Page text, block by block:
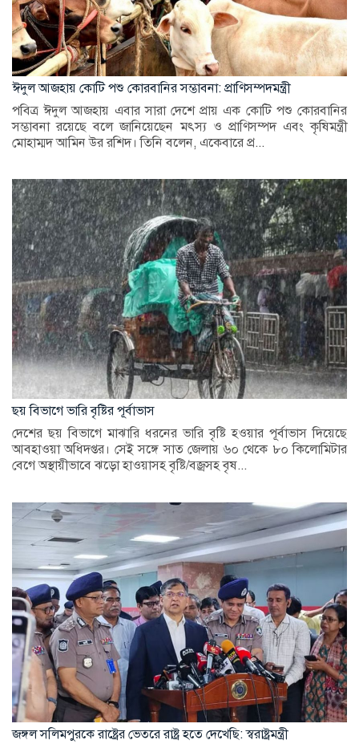
ঈদুল আজহায় কোটি পশু কোরবানির সম্ভাবনা: প্রাণিসম্পদমন্ত্রী
পবিত্র ঈদুল আজহায় এবার সারা দেশে প্রায় এক কোটি পশু কোরবানির
সম্ভাবনা রয়েছে বলে জানিয়েছেন মৎস্য ও প্রাণিসম্পদ এবং কৃষিমন্ত্রী
মোহাম্মদ আমিন উর রশিদ। তিনি বলেন, একেবারে প্র...
ছয় বিভাগে ভারি বৃষ্টির পূর্বাভাস
দেশের ছয় বিভাগে মাঝারি ধরনের ভারি বৃষ্টি হওয়ার পূর্বাভাস দিয়েছে
আবহাওয়া অধিদপ্তর। সেই সঙ্গে সাত জেলায় ৬০ থেকে ৮০ কিলোমিটার
বেগে অস্থায়ীভাবে ঝড়ো হাওয়াসহ বৃষ্টি/বজ্রসহ বৃষ...
জঙ্গল সলিমপুরকে রাষ্ট্রের ভেতরে রাষ্ট্র হতে দেখেছি: স্বরাষ্ট্রমন্ত্রী